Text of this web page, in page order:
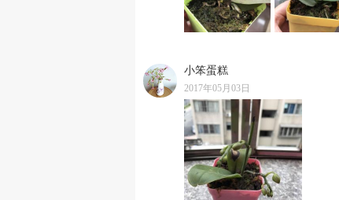
小笨蛋糕
2017年05月03日